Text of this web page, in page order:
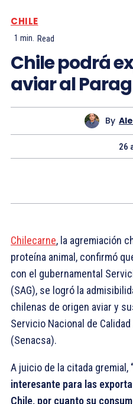
CHILE
1 min. Read
Chile podrá
aviar al
By
26
Chilecarne, la agremiación
proteína animal, confirmó
con el gubernamental
(SAG), se logró la
chilenas de origen aviar y
Servicio Nacional de
(Senacsa).
A juicio de la citada gremial,
interesante para las
Chile, por cuanto su